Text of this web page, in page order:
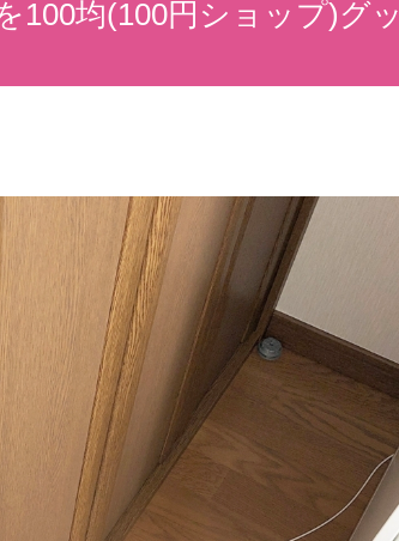
100均(100円ショップ)グッ